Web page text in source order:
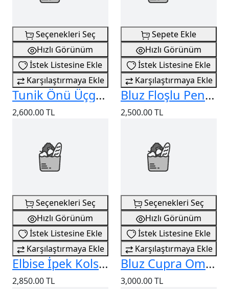
Seçenekleri Seç
Hızlı Görünüm
İstek Listesine Ekle
Karşılaştırmaya Ekle
Tunik Önü Üçgen Detaylı
2,600.00 TL
Sepete Ekle
Hızlı Görünüm
İstek Listesine Ekle
Karşılaştırmaya Ekle
Bluz Floşlu Penye Kolu Bağlamalı
2,500.00 TL
Seçenekleri Seç
Hızlı Görünüm
İstek Listesine Ekle
Karşılaştırmaya Ekle
Elbise İpek Kolsuz İçi Astarlı
2,850.00 TL
Seçenekleri Seç
Hızlı Görünüm
İstek Listesine Ekle
Karşılaştırmaya Ekle
Bluz Cupra Omuz Bağçık Detaylı
3,000.00 TL